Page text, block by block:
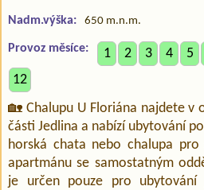
Nadm.výška: 650 m.n.m.
Provoz měsíce: 1 2 3 4 5
12
🏡 Chalupu U Floriána najdete v
části Jedlina a nabízí ubytování
horská chata nebo chalupa
apartmánu se samostatným
je určen pouze pro ubytování